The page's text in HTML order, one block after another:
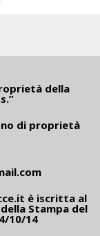
della
di proprietà
è iscritta al
Stampa del
10/14